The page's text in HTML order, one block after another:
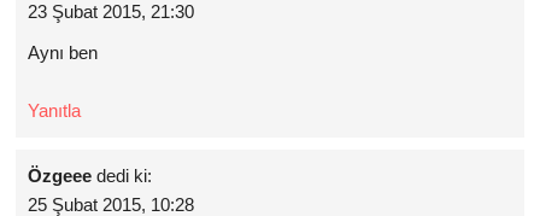
23 Şubat 2015, 21:30
Aynı ben
Yanıtla
Özgeee dedi ki:
25 Şubat 2015, 10:28